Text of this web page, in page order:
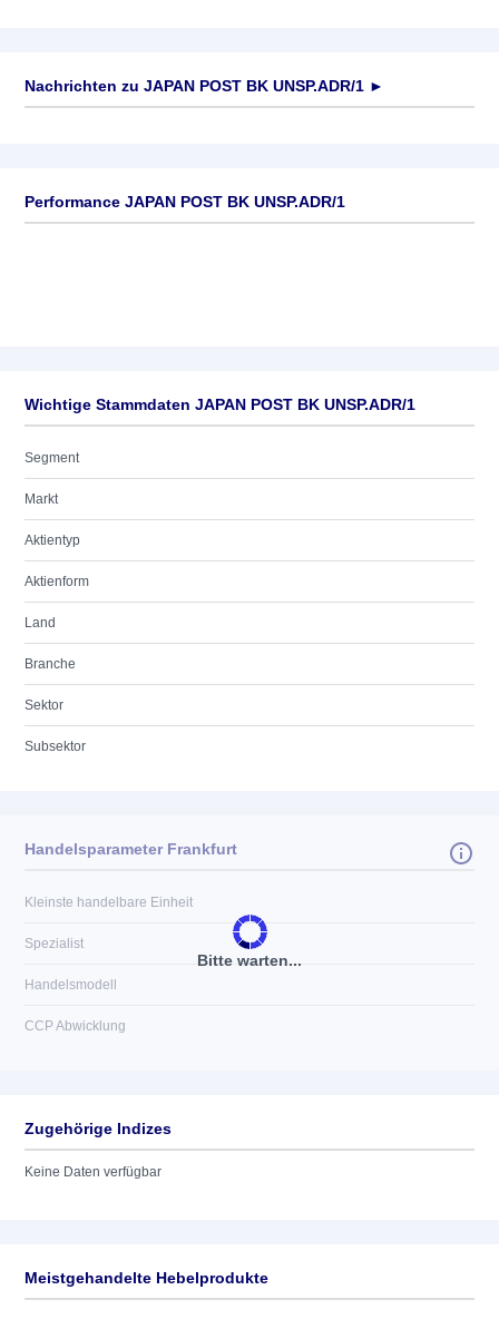
Nachrichten zu JAPAN POST BK UNSP.ADR/1 ►
Performance JAPAN POST BK UNSP.ADR/1
Wichtige Stammdaten JAPAN POST BK UNSP.ADR/1
Segment
Markt
Aktientyp
Aktienform
Land
Branche
Sektor
Subsektor
Bitte warten...
Handelsparameter Frankfurt
Kleinste handelbare Einheit
Spezialist
Handelsmodell
CCP Abwicklung
Zugehörige Indizes
Keine Daten verfügbar
Meistgehandelte Hebelprodukte